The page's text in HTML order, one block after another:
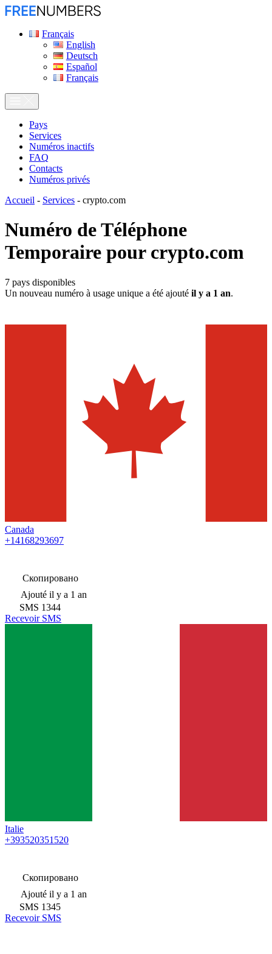
Français
English
Deutsch
Español
Français
Pays
Services
Numéros inactifs
FAQ
Contacts
Numéros privés
Accueil - Services - crypto.com
Numéro de Téléphone
Temporaire pour crypto.com
7 pays disponibles
Un nouveau numéro à usage unique a été ajouté il y a 1 an.
Canada
+14168293697
Скопировано
Ajouté il y a 1 an
SMS 1344
Recevoir SMS
Italie
+393520351520
Скопировано
Ajouté il y a 1 an
SMS 1345
Recevoir SMS